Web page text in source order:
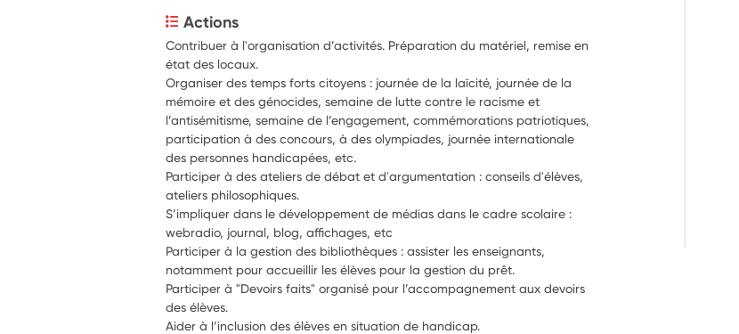
Actions
Contribuer à l'organisation d’activités. Préparation du matériel, remise en
état des locaux.
Organiser des temps forts citoyens : journée de la laïcité, journée de la
mémoire et des génocides, semaine de lutte contre le racisme et
l’antisémitisme, semaine de l’engagement, commémorations patriotiques,
participation à des concours, à des olympiades, journée internationale
des personnes handicapées, etc.
Participer à des ateliers de débat et d'argumentation : conseils d'élèves,
ateliers philosophiques.
S’impliquer dans le développement de médias dans le cadre scolaire :
webradio, journal, blog, affichages, etc
Participer à la gestion des bibliothèques : assister les enseignants,
notamment pour accueillir les élèves pour la gestion du prêt.
Participer à "Devoirs faits" organisé pour l’accompagnement aux devoirs
des élèves.
Aider à l’inclusion des élèves en situation de handicap.